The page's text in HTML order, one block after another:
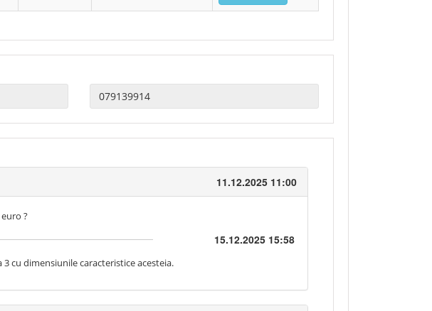
11.12.2025 11:00
?
15.12.2025 15:58
cu dimensiunile caracteristice acesteia.